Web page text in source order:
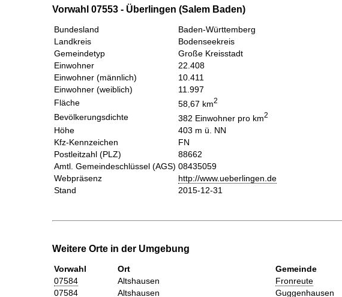
Vorwahl 07553 - Überlingen (Salem Baden)
Bundesland
Baden-Württemberg
Landkreis
Bodenseekreis
Gemeindetyp
Große Kreisstadt
Einwohner
22.408
Einwohner (männlich)
10.411
Einwohner (weiblich)
11.997
Fläche
58,67 km2
Bevölkerungsdichte 382 Einwohner pro km2
Höhe
403 m ü. NN
Kfz-Kennzeichen
FN
Postleitzahl (PLZ)
88662
Amtl. Gemeindeschlüssel (AGS) 08435059
Webpräsenz
http://www.ueberlingen.de
Stand
2015-12-31
Weitere Orte in der Umgebung
Vorwahl Ort
Gemeinde
07584
Altshausen
Fronreute
07584
Altshausen
Guggenhausen